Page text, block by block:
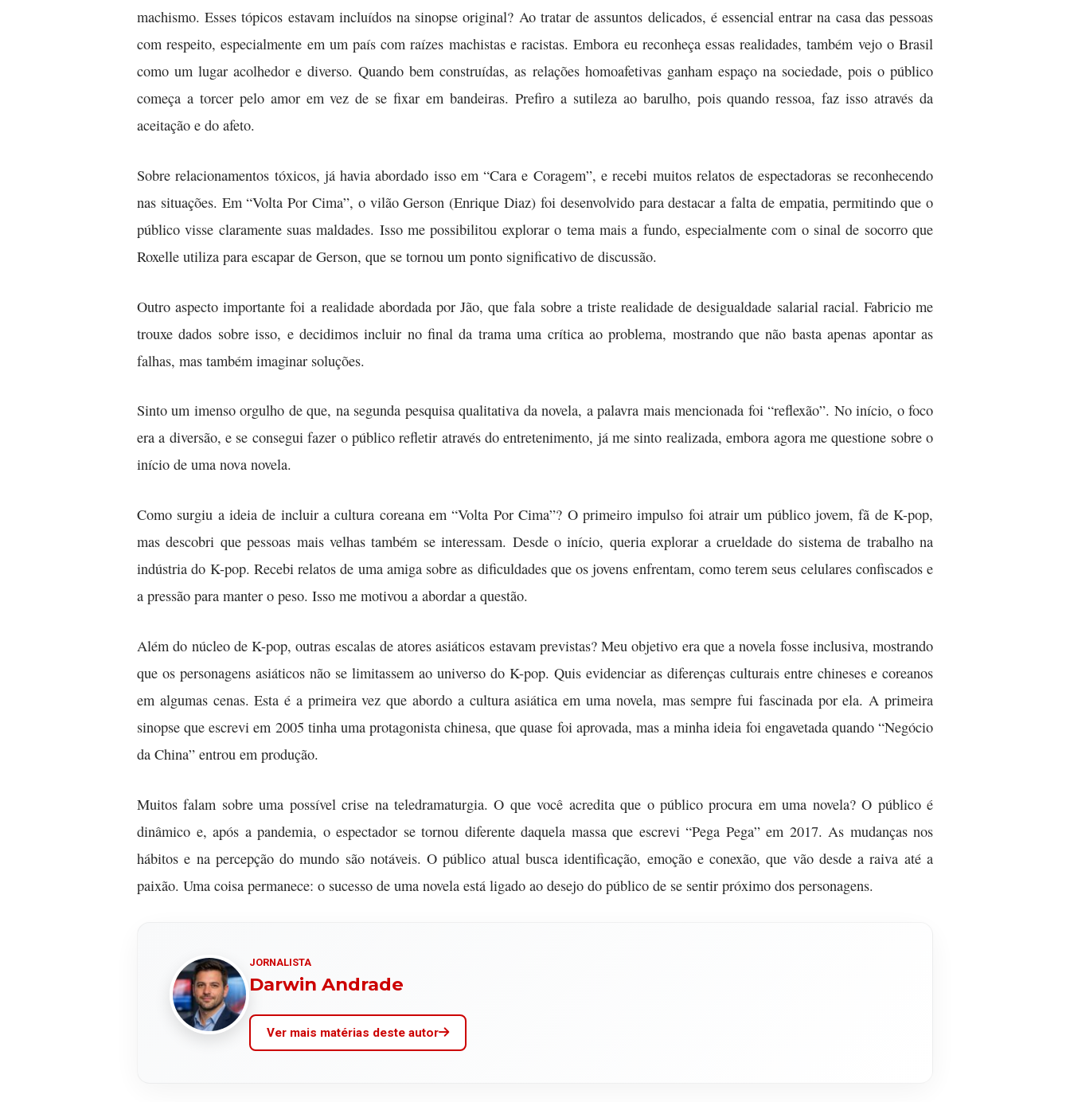
machismo. Esses tópicos estavam incluídos na sinopse original? Ao tratar de assuntos delicados, é essencial entrar na casa das pessoas
com respeito, especialmente em um país com raízes machistas e racistas. Embora eu reconheça essas realidades, também vejo o Brasil
como um lugar acolhedor e diverso. Quando bem construídas, as relações homoafetivas ganham espaço na sociedade, pois o público
começa a torcer pelo amor em vez de se fixar em bandeiras. Prefiro a sutileza ao barulho, pois quando ressoa, faz isso através da
aceitação e do afeto.
Sobre relacionamentos tóxicos, já havia abordado isso em “Cara e Coragem”, e recebi muitos relatos de espectadoras se reconhecendo
nas situações. Em “Volta Por Cima”, o vilão Gerson (Enrique Diaz) foi desenvolvido para destacar a falta de empatia, permitindo que o
público visse claramente suas maldades. Isso me possibilitou explorar o tema mais a fundo, especialmente com o sinal de socorro que
Roxelle utiliza para escapar de Gerson, que se tornou um ponto significativo de discussão.
Outro aspecto importante foi a realidade abordada por Jão, que fala sobre a triste realidade de desigualdade salarial racial. Fabricio me
trouxe dados sobre isso, e decidimos incluir no final da trama uma crítica ao problema, mostrando que não basta apenas apontar as
falhas, mas também imaginar soluções.
Sinto um imenso orgulho de que, na segunda pesquisa qualitativa da novela, a palavra mais mencionada foi “reflexão”. No início, o foco
era a diversão, e se consegui fazer o público refletir através do entretenimento, já me sinto realizada, embora agora me questione sobre o
início de uma nova novela.
Como surgiu a ideia de incluir a cultura coreana em “Volta Por Cima”? O primeiro impulso foi atrair um público jovem, fã de K-pop,
mas descobri que pessoas mais velhas também se interessam. Desde o início, queria explorar a crueldade do sistema de trabalho na
indústria do K-pop. Recebi relatos de uma amiga sobre as dificuldades que os jovens enfrentam, como terem seus celulares confiscados e
a pressão para manter o peso. Isso me motivou a abordar a questão.
Além do núcleo de K-pop, outras escalas de atores asiáticos estavam previstas? Meu objetivo era que a novela fosse inclusiva, mostrando
que os personagens asiáticos não se limitassem ao universo do K-pop. Quis evidenciar as diferenças culturais entre chineses e coreanos
em algumas cenas. Esta é a primeira vez que abordo a cultura asiática em uma novela, mas sempre fui fascinada por ela. A primeira
sinopse que escrevi em 2005 tinha uma protagonista chinesa, que quase foi aprovada, mas a minha ideia foi engavetada quando “Negócio
da China” entrou em produção.
Muitos falam sobre uma possível crise na teledramaturgia. O que você acredita que o público procura em uma novela? O público é
dinâmico e, após a pandemia, o espectador se tornou diferente daquela massa que escrevi “Pega Pega” em 2017. As mudanças nos
hábitos e na percepção do mundo são notáveis. O público atual busca identificação, emoção e conexão, que vão desde a raiva até a
paixão. Uma coisa permanece: o sucesso de uma novela está ligado ao desejo do público de se sentir próximo dos personagens.
JORNALISTA
Darwin Andrade
Ver mais matérias deste autor